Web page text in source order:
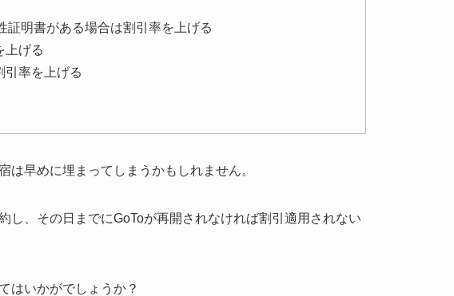
証明書がある場合は割引率を上げる
上げる
引率を上げる
早めに埋まってしまうかもしれません。
し、その日までにGoToが再開されなければ割引適用されない
はいかがでしょうか？